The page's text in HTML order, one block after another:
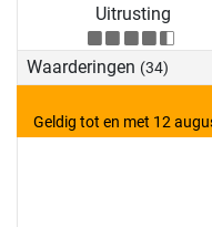
Uitrusting
Waarderingen (34)
Geldig tot en met 12